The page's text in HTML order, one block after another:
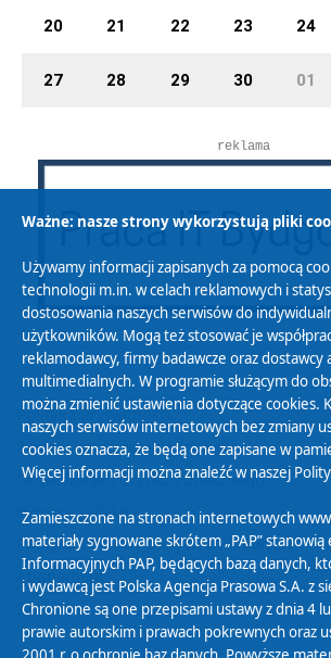
20 21 22 23 24
27 28 29 30 01
reklama
Polityka Prywatności
Zasady korzystania z Serwisu
Organizacje Pożytku Publicznego
Cyfryzacja DAB+
Polityka ochrony danych osobowych
Abonament
Zamówienia publiczne
Ważne: nasze strony wykorzystują pliki
Używamy informacji zapisanych za pomocą
technologii m.in. w celach reklamowych i
dostosowania naszych serwisów do
użytkowników. Mogą też stosować je
reklamodawcy, firmy badawcze oraz dostawcy
multimedialnych. W programie służącym do
można zmienić ustawienia dotyczące cookies.
naszych serwisów internetowych bez zmiany
cookies oznacza, że będą one zapisane w
Więcej informacji można znaleźć w naszej
Zamieszczone na stronach internetowych
materiały sygnowane skrótem „PAP”
Informacyjnych PAP, będących bazą danych,
i wydawcą jest Polska Agencja Prasowa S.A. z
Chronione są one przepisami ustawy z dnia 4
prawie autorskim i prawach pokrewnych oraz